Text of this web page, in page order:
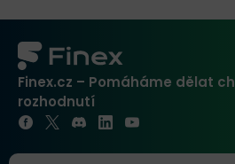
Finex.cz – Pomáháme dělat
rozhodnutí